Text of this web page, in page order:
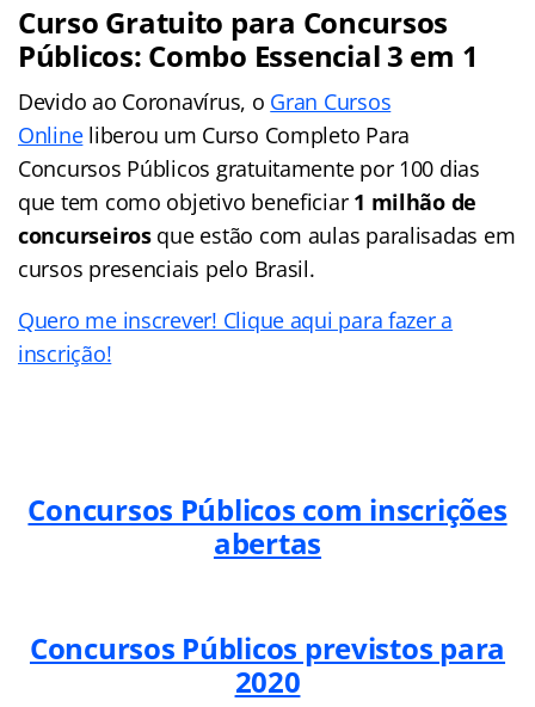
Curso Gratuito para Concursos
Públicos: Combo Essencial 3 em 1
Devido ao Coronavírus, o Gran Cursos
Onlineliberou um Curso Completo Para
Concursos Públicos gratuitamente por 100 dias
que tem como objetivo beneficiar 1 milhão de
concurseirosque estão com aulas paralisadas em
cursos presenciais pelo Brasil.
Quero me inscrever! Clique aqui para fazer a
inscrição!
Concursos Públicos com inscrições
abertas
Concursos Públicos previstos para
2020